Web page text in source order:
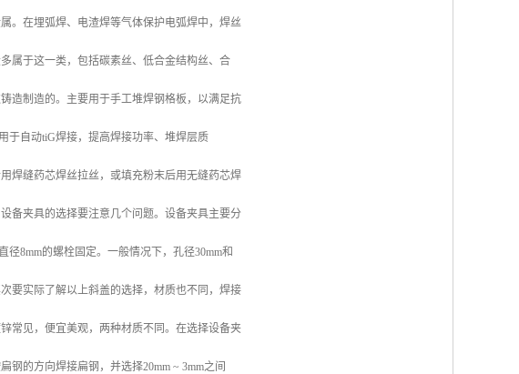
。在埋弧焊、电渣焊等气体保护电弧焊中，焊丝
属于这一类，包括碳素丝、低合金结构丝、合
造制造的。主要用于手工堆焊钢格板，以满足抗
于自动tiG焊接，提高焊接功率、堆焊层质
焊缝药芯焊丝拉丝，或填充粉末后用无缝药芯焊
备夹具的选择要注意几个问题。设备夹具主要分
8mm的螺栓固定。一般情况下，孔径30mm和
要实际了解以上斜盖的选择，材质也不同，焊接
常见，便宜美观，两种材质不同。在选择设备夹
的方向焊接扁钢，并选择20mm ~ 3mm之间